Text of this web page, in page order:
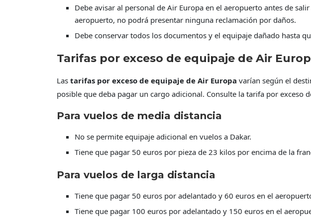
Debe avisar al personal de Air Europa en el aeropuerto antes de
aeropuerto, no podrá presentar ninguna reclamación por daños.
Debe conservar todos los documentos y el equipaje dañado hasta
Tarifas por exceso de equipaje de Air
Las tarifas por exceso de equipaje de Air Europa varían según el
posible que deba pagar un cargo adicional. Consulte la tarifa por exceso
Para vuelos de media distancia
No se permite equipaje adicional en vuelos a Dakar.
Tiene que pagar 50 euros por pieza de 23 kilos por encima de la
Para vuelos de larga distancia
Tiene que pagar 50 euros por adelantado y 60 euros en el
Tiene que pagar 100 euros por adelantado y 150 euros en el